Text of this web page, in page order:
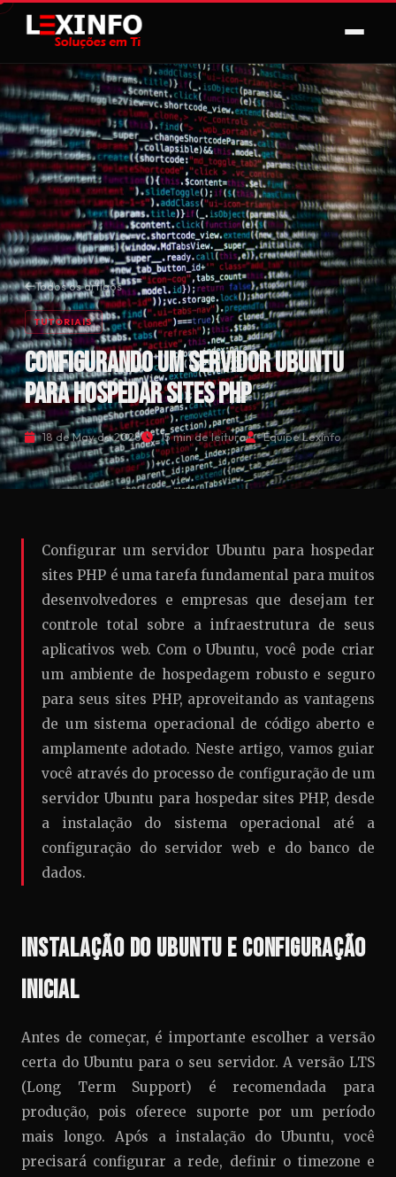
Todos os artigos
TUTORIAIS
Configurando um Servidor Ubuntu
para Hospedar Sites PHP
18 de May de 2026 15 min de leitura Equipe Lexinfo
Configurar um servidor Ubuntu para hospedar
sites PHP é uma tarefa fundamental para muitos
desenvolvedores e empresas que desejam ter
controle total sobre a infraestrutura de seus
aplicativos web. Com o Ubuntu, você pode criar
um ambiente de hospedagem robusto e seguro
para seus sites PHP, aproveitando as vantagens
de um sistema operacional de código aberto e
amplamente adotado. Neste artigo, vamos guiar
você através do processo de configuração de um
servidor Ubuntu para hospedar sites PHP, desde
a instalação do sistema operacional até a
configuração do servidor web e do banco de
dados.
Instalação do Ubuntu e Configuração
Inicial
Antes de começar, é importante escolher a versão
certa do Ubuntu para o seu servidor. A versão LTS
(Long Term Support) é recomendada para
produção, pois oferece suporte por um período
mais longo. Após a instalação do Ubuntu, você
precisará configurar a rede, definir o timezone e